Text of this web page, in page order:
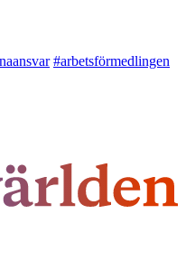
#arbetsförmedlingen